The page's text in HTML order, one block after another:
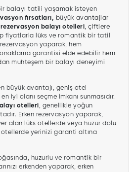
balayı tatili yaşamak isteyen
fırsatları, büyük avantajlar
rezervasyon balayı otelleri, çiftlere
fiyatlarla lüks ve romantik bir tatil
rezervasyon yaparak, hem
garantisi elde edebilir hem
muhteşem bir balayı deneyimi
büyük avantajı, geniş otel
iyi olanı seçme imkanı sunmasıdır.
otelleri, genellikle yoğun
Erken rezervasyon yaparak,
alan lüks otellerde veya huzur dolu
yerinizi garanti altına
huzurlu ve romantik bir
erkenden yaparak, erken